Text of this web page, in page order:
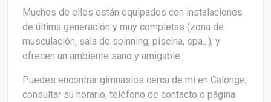
Muchos de ellos están equipados con instalaciones
de última generación y muy completas (zona de
musculación, sala de spinning, piscina, spa...), y
ofrecen un ambiente sano y amigable.
Puedes encontrar gimnasios cerca de mi en Calonge,
consultar su horario, teléfono de contacto o página